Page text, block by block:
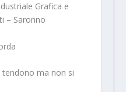
Grafica e
– Saronno
ma non si